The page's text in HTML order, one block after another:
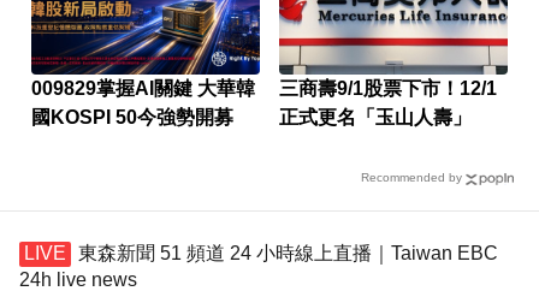
009829掌握AI關鍵 大華韓
國KOSPI 50今強勢開募
三商壽9/1股票下市！12/1
正式更名「玉山人壽」
Recommended by
東森新聞 51 頻道 24 小時線上直播｜Taiwan EBC
24h live news